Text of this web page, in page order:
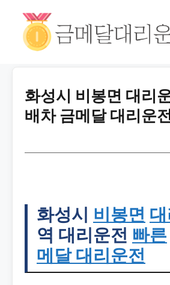
화성시 비봉면 대리
배차 금메달 대리운
화성시 비봉면
역 대리운전 빠른
메달 대리운전